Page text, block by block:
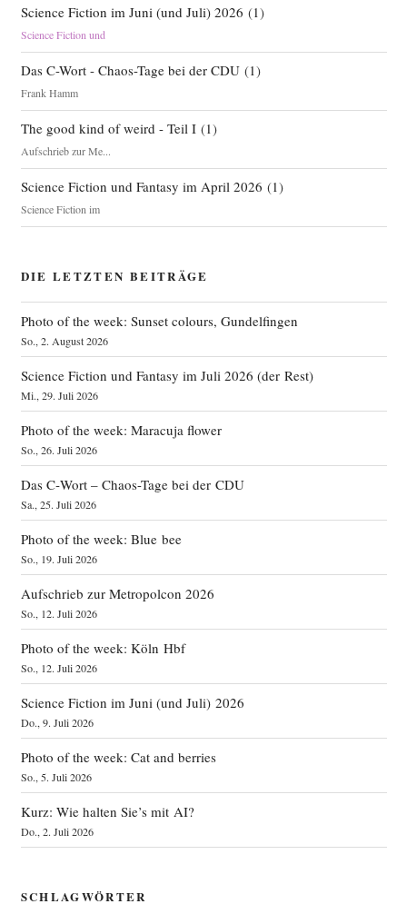
Science Fiction im Juni (und Juli) 2026 (1)
Science Fiction und
Das C-Wort - Chaos-Tage bei der CDU(1)
Frank Hamm
The good kind of weird - Teil I(1)
Aufschrieb zur Me...
Science Fiction und Fantasy im April 2026 (1)
Science Fiction im
DIE LETZTEN BEITRÄGE
Photo of the week: Sunset colours, Gundelfingen
So., 2. August 2026
Science Fiction und Fantasy im Juli 2026 (der Rest)
Mi., 29. Juli 2026
Photo of the week: Maracuja flower
So., 26. Juli 2026
Das C‑Wort – Chaos-Tage bei der CDU
Sa., 25. Juli 2026
Photo of the week: Blue bee
So., 19. Juli 2026
Aufschrieb zur Metropolcon 2026
So., 12. Juli 2026
Photo of the week: Köln Hbf
So., 12. Juli 2026
Science Fiction im Juni (und Juli) 2026
Do., 9. Juli 2026
Photo of the week: Cat and berries
So., 5. Juli 2026
Kurz: Wie halten Sie’s mit AI?
Do., 2. Juli 2026
SCHLAGWÖRTER